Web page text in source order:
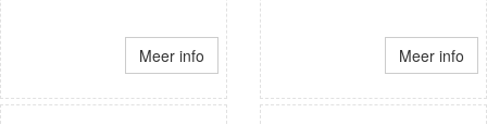
Meer info Meer info